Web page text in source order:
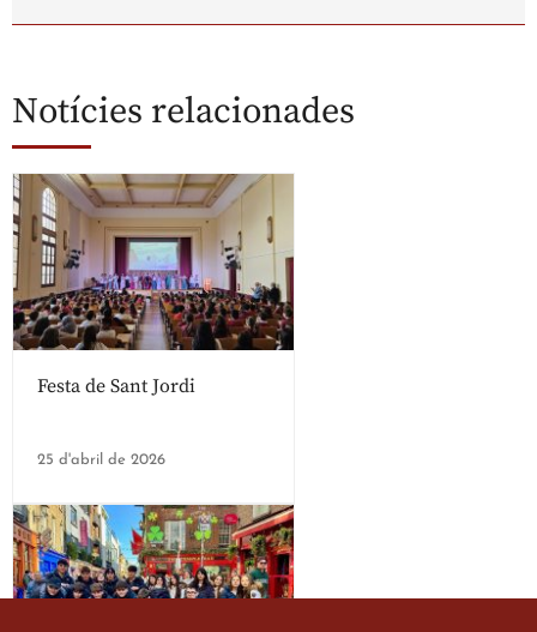
Notícies relacionades
Festa de Sant Jordi
25 d'abril de 2026